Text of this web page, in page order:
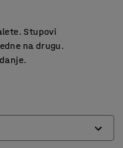
Stupovi
na drugu.